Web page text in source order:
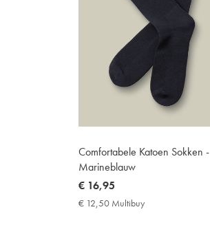
Comfortabele Katoen Sokken -
Marineblauw
now
€
€ 16,95
€ 12,50 Multibuy